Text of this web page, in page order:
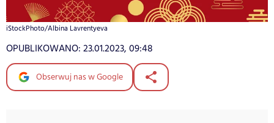
iStockPhoto/Albina Lavrentyeva
OPUBLIKOWANO: 23.01.2023, 09:48
Obserwuj nas w Google